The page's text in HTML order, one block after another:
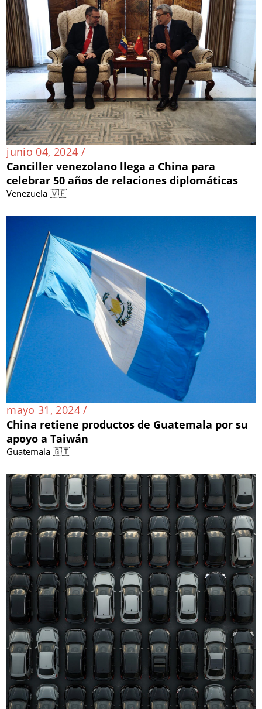
junio 04, 2024 /
Canciller venezolano llega a China para
celebrar 50 años de relaciones diplomáticas
Venezuela 🇻🇪
mayo 31, 2024 /
China retiene productos de Guatemala por su
apoyo a Taiwán
Guatemala 🇬🇹